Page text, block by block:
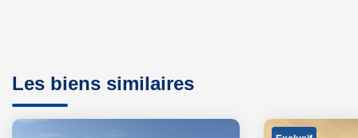
Les biens similaires